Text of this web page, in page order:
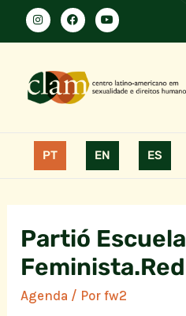
PT EN ES
Partió Escuela
Feminista.Red
Agenda / Porfw2